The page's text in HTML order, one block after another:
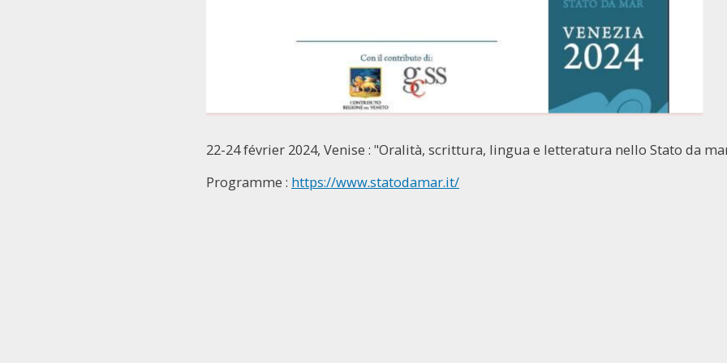
22-24 février 2024, Venise : "Oralità, scrittura, lingua e letteratura nello Stato da
Programme : https://www.statodamar.it/